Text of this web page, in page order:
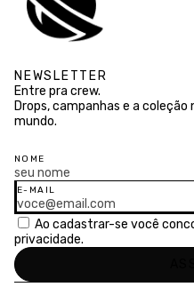
NEWSLETTER
Entre pra crew.
Drops, campanhas e a
mundo.
NOME
E-MAIL
Ao cadastrar-se você
privacidade.